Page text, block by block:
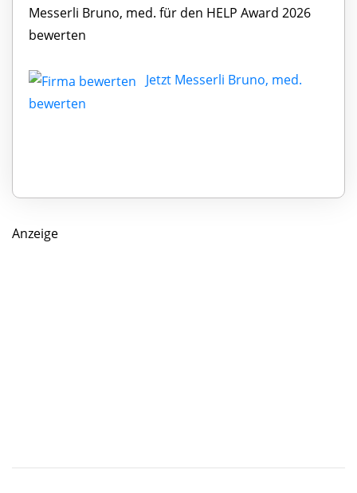
Messerli Bruno, med. für den HELP Award 2026
bewerten
Jetzt Messerli Bruno, med.
bewerten
Anzeige